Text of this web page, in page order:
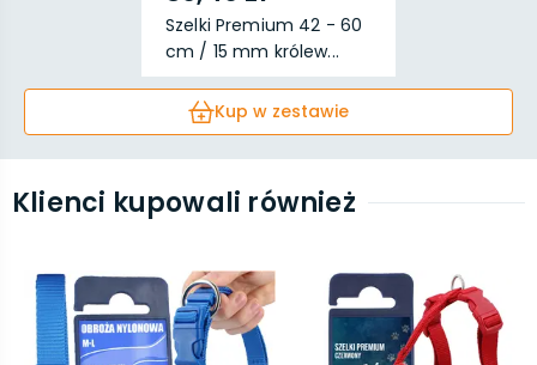
Szelki Premium 42 - 60
cm / 15 mm królew...
Kup w zestawie
Klienci kupowali również